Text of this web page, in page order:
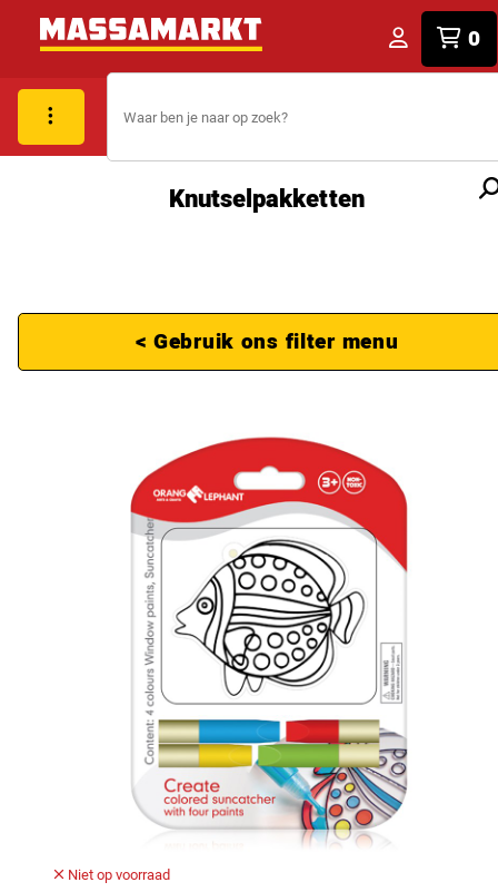
0
Knutselpakketten
< Gebruik ons filter menu
Niet op voorraad